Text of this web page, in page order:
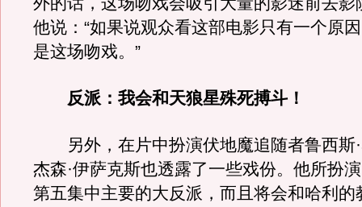
他说：“如果说观众看这部电影只有一个原
是这场吻戏。”
反派：我会和天狼星殊死搏斗！
另外，在片中扮演伏地魔追随者鲁西斯·
杰森·伊萨克斯也透露了一些戏份。他所扮
第五集中主要的大反派，而且将会和哈利